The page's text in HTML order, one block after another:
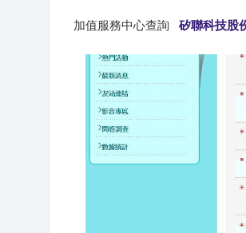
加值服務中心查詢 矽聯科技股